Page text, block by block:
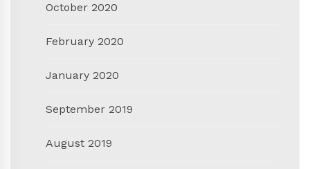
October 2020
February 2020
January 2020
September 2019
August 2019